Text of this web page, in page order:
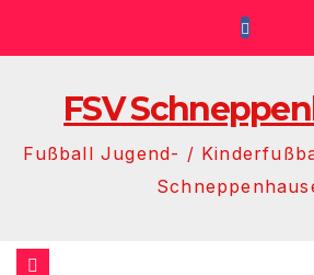
FSV
Fußball Jugend- /